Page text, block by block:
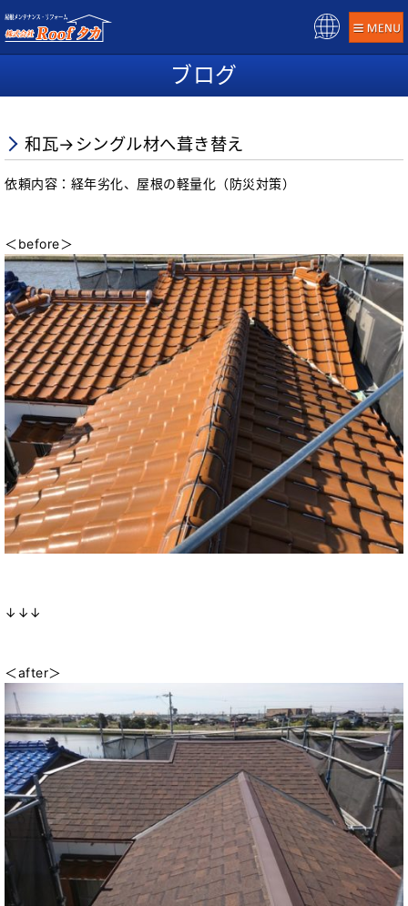
ブログ
和瓦→シングル材へ葺き替え
依頼内容：経年劣化、屋根の軽量化（防災対策）
＜before＞
↓↓↓
＜after＞